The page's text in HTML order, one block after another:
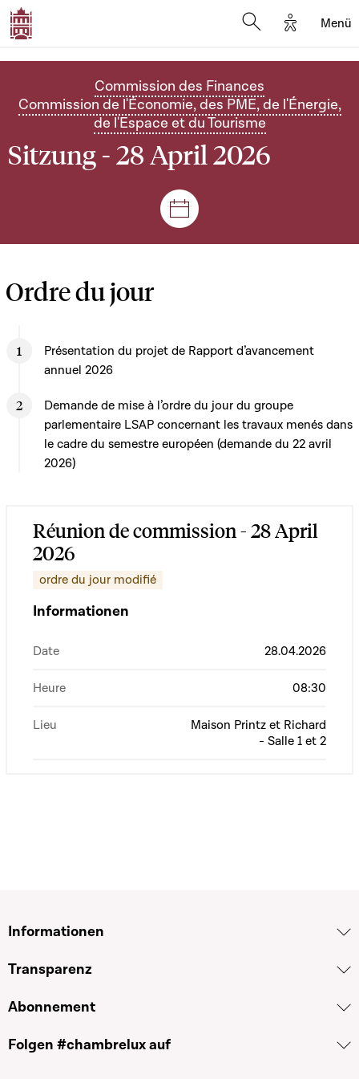
Options
Menü
Commission des Finances
Commission de l'Économie, des PME, de l'Énergie,
de l'Espace et du Tourisme
Sitzung - 28 April 2026
Plenar- und
Ordre du jour
Présentation du projet de Rapport d’avancement
annuel 2026
Demande de mise à l’ordre du jour du groupe
parlementaire LSAP concernant les travaux menés dans
le cadre du semestre européen (demande du 22 avril
2026)
Réunion de commission - 28 April
2026
ordre du jour modifié
Informationen
Date 28.04.2026
Heure 08:30
Lieu
Maison Printz et Richard
- Salle 1 et 2
Informationen
Transparenz
Abonnement
Folgen #chambrelux auf